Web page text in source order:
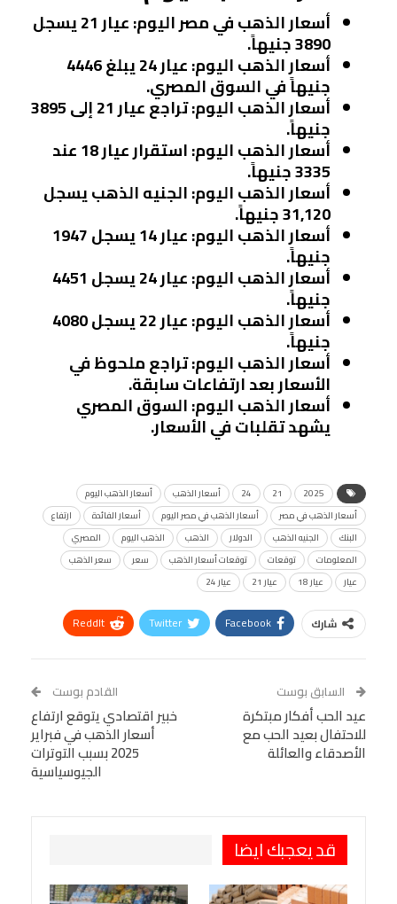
أسعار الذهب في مصر اليوم: عيار 21 يسجل
3890 جنيهاً.
أسعار الذهب اليوم: عيار 24 يبلغ 4446
جنيهاً في السوق المصري.
أسعار الذهب اليوم: تراجع عيار 21 إلى 3895
جنيهاً.
أسعار الذهب اليوم: استقرار عيار 18 عند
3335 جنيهاً.
أسعار الذهب اليوم: الجنيه الذهب يسجل
31,120 جنيهاً.
أسعار الذهب اليوم: عيار 14 يسجل 1947
جنيهاً.
أسعار الذهب اليوم: عيار 24 يسجل 4451
جنيهاً.
أسعار الذهب اليوم: عيار 22 يسجل 4080
جنيهاً.
أسعار الذهب اليوم: تراجع ملحوظ في
الأسعار بعد ارتفاعات سابقة.
أسعار الذهب اليوم: السوق المصري
يشهد تقلبات في الأسعار.
2025
21
24 أسعار الذهب
أسعار الذهب اليوم
أسعار الذهب في مصر
أسعار الذهب في مصر اليوم أسعار الفائدة
ارتفاع
البنك
الجنيه الذهب الدولار الذهب الذهب اليوم
المصري
المعلومات
توقعات توقعات أسعار الذهب سعر
سعر الذهب
عيار
عيار 18 عيار 21 عيار 24
شارك Facebook
Twitter
ReddIt
Tumblr
البريد الإلكتروني
StumbleUpon
VK
Digg
LINE
BlackBerry
Viber
السابق بوست
عيد الحب أفكار مبتكرة
للاحتفال بعيد الحب مع
الأصدقاء والعائلة
القادم بوست
خبير اقتصادي يتوقع ارتفاع
أسعار الذهب في فبراير
2025 بسبب التوترات
الجيوسياسية
قد يعجبك ايضا